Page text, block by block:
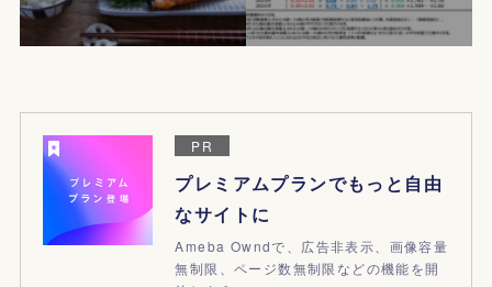
PR
プレミアムプランでもっと自由
なサイトに
Ameba Owndで、広告非表示、画像容量
無制限、ページ数無制限などの機能を開